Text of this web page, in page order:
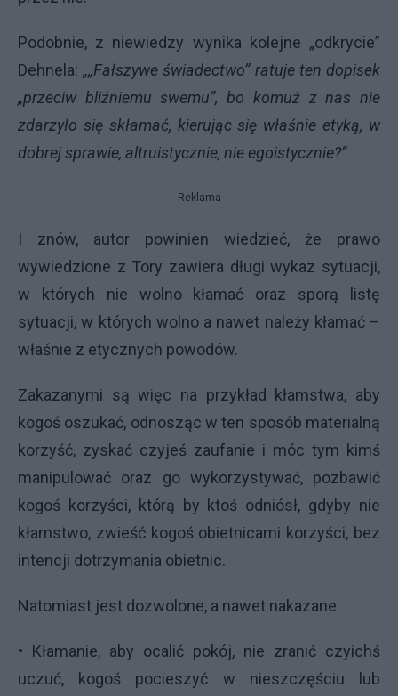
Podobnie, z niewiedzy wynika kolejne „odkrycie”
Dehnela:„„Fałszywe świadectwo” ratuje ten dopisek
„przeciw bliźniemu swemu”, bo komuż z nas nie
zdarzyło się skłamać, kierując się właśnie etyką, w
dobrej sprawie, altruistycznie, nie egoistycznie?”
Reklama
I znów, autor powinien wiedzieć, że prawo
wywiedzione z Tory zawiera długi wykaz sytuacji,
w których nie wolno kłamać oraz sporą listę
sytuacji, w których wolno a nawet należy kłamać –
właśnie z etycznych powodów.
Zakazanymi są więc na przykład kłamstwa, aby
kogoś oszukać, odnosząc w ten sposób materialną
korzyść, zyskać czyjeś zaufanie i móc tym kimś
manipulować oraz go wykorzystywać, pozbawić
kogoś korzyści, którą by ktoś odniósł, gdyby nie
kłamstwo, zwieść kogoś obietnicami korzyści, bez
intencji dotrzymania obietnic.
Natomiast jest dozwolone, a nawet nakazane:
• Kłamanie, aby ocalić pokój, nie zranić czyichś
uczuć, kogoś pocieszyć w nieszczęściu lub